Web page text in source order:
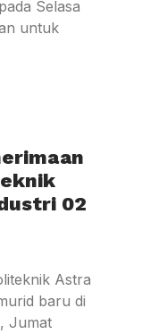
Selasa
untuk
02
Astra
baru di
Jumat